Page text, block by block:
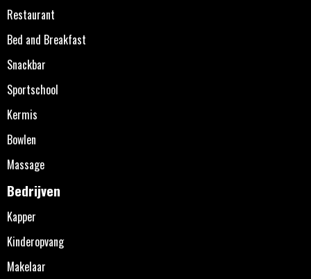
Restaurant
Bed and Breakfast
Snackbar
Sportschool
Kermis
Bowlen
Massage
Bedrijven
Kapper
Kinderopvang
Makelaar